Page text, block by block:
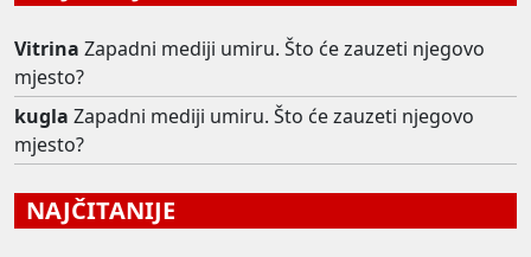
Vitrina Zapadni mediji umiru. Što će zauzeti njegovo
mjesto?
kugla Zapadni mediji umiru. Što će zauzeti njegovo
mjesto?
NAJČITANIJE